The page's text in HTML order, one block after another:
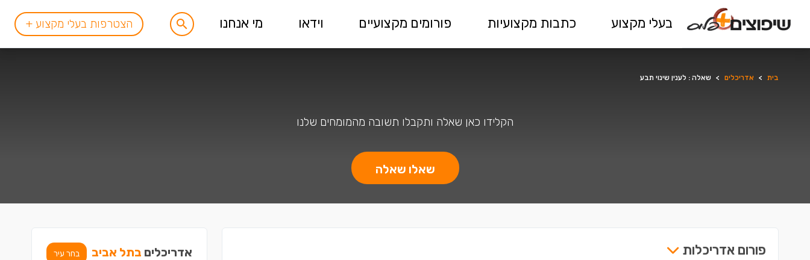
בעלי מקצוע כתבות מקצועיות פורומים מקצועיים וידאו מי אנחנו הצטרפות בעלי מקצוע +
בית > אדריכלים > שאלה : לענין שינוי תבע
הקלידו כאן שאלה ותקבלו תשובה מהמומחים שלנו
שאלו שאלה
פורום אדריכלות אדריכלים בתל אביב בחר עיר